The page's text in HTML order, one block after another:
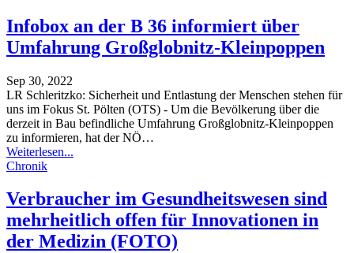
Infobox an der B 36 informiert über
Umfahrung Großglobnitz-Kleinpoppen
Sep 30, 2022
LR Schleritzko: Sicherheit und Entlastung der Menschen stehen für
uns im Fokus St. Pölten (OTS) - Um die Bevölkerung über die
derzeit in Bau befindliche Umfahrung Großglobnitz-Kleinpoppen
zu informieren, hat der NÖ…
Weiterlesen...
Chronik
Verbraucher im Gesundheitswesen sind
mehrheitlich offen für Innovationen in
der Medizin (FOTO)